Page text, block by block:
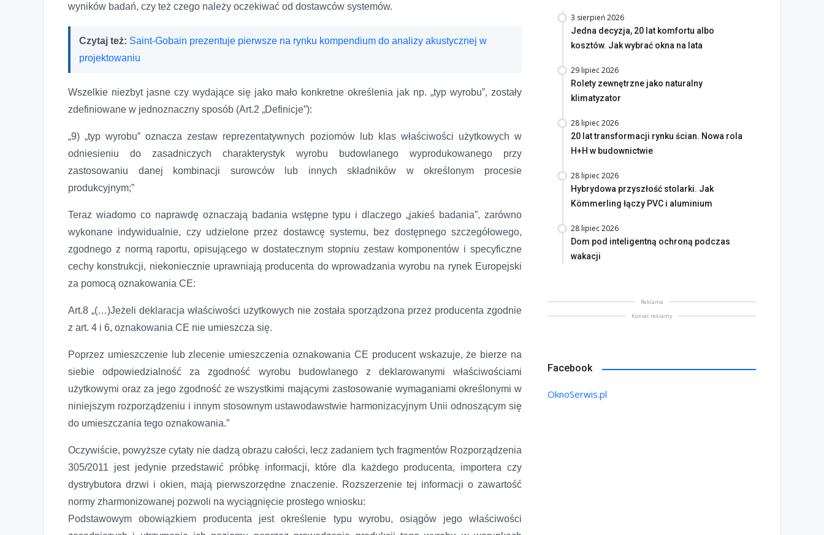
wyników badań, czy też czego należy oczekiwać od dostawców systemów.
Czytaj też: Saint-Gobain prezentuje pierwsze na rynku kompendium do analizy akustycznej w
projektowaniu
Wszelkie niezbyt jasne czy wydające się jako mało konkretne określenia jak np. „typ wyrobu”, zostały
zdefiniowane w jednoznaczny sposób (Art.2 „Definicje”):
„9) „typ wyrobu” oznacza zestaw reprezentatywnych poziomów lub klas właściwości użytkowych w
odniesieniu do zasadniczych charakterystyk wyrobu budowlanego wyprodukowanego przy
zastosowaniu danej kombinacji surowców lub innych składników w określonym procesie
produkcyjnym;”
Teraz wiadomo co naprawdę oznaczają badania wstępne typu i dlaczego „jakieś badania”, zarówno
wykonane indywidualnie, czy udzielone przez dostawcę systemu, bez dostępnego szczegółowego,
zgodnego z normą raportu, opisującego w dostatecznym stopniu zestaw komponentów i specyficzne
cechy konstrukcji, niekoniecznie uprawniają producenta do wprowadzania wyrobu na rynek Europejski
za pomocą oznakowania CE:
Art.8 „(…)Jeżeli deklaracja właściwości użytkowych nie została sporządzona przez producenta zgodnie
z art. 4 i 6, oznakowania CE nie umieszcza się.
Poprzez umieszczenie lub zlecenie umieszczenia oznakowania CE producent wskazuje, że bierze na
siebie odpowiedzialność za zgodność wyrobu budowlanego z deklarowanymi właściwościami
użytkowymi oraz za jego zgodność ze wszystkimi mającymi zastosowanie wymaganiami określonymi w
niniejszym rozporządzeniu i innym stosownym ustawodawstwie harmonizacyjnym Unii odnoszącym się
do umieszczania tego oznakowania.”
Oczywiście, powyższe cytaty nie dadzą obrazu całości, lecz zadaniem tych fragmentów Rozporządzenia
305/2011 jest jedynie przedstawić próbkę informacji, które dla każdego producenta, importera czy
dystrybutora drzwi i okien, mają pierwszorzędne znaczenie. Rozszerzenie tej informacji o zawartość
normy zharmonizowanej pozwoli na wyciągnięcie prostego wniosku:
Podstawowym obowiązkiem producenta jest określenie typu wyrobu, osiągów jego właściwości
3 sierpień 2026
Jedna decyzja, 20 lat komfortu albo
kosztów. Jak wybrać okna na lata
29 lipiec 2026
Rolety zewnętrzne jako naturalny
klimatyzator
28 lipiec 2026
20 lat transformacji rynku ścian. Nowa rola
H+H w budownictwie
28 lipiec 2026
Hybrydowa przyszłość stolarki. Jak
Kömmerling łączy PVC i aluminium
28 lipiec 2026
Dom pod inteligentną ochroną podczas
wakacji
Reklama
Koniec reklamy
Facebook
OknoSerwis.pl